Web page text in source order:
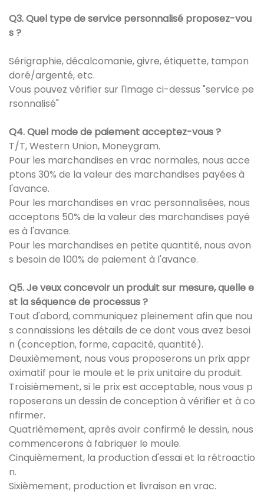
Q3. Quel type de service personnalisé proposez-vou
s ?
Sérigraphie, décalcomanie, givre, étiquette, tampon
doré/argenté, etc.
Vous pouvez vérifier sur l'image ci-dessus "service pe
rsonnalisé"
Q4. Quel mode de paiement acceptez-vous ?
T/T, Western Union, Moneygram.
Pour les marchandises en vrac normales, nous acce
ptons 30% de la valeur des marchandises payées à
l'avance.
Pour les marchandises en vrac personnalisées, nous
acceptons 50% de la valeur des marchandises payé
es à l'avance.
Pour les marchandises en petite quantité, nous avon
s besoin de 100% de paiement à l'avance.
Q5. Je veux concevoir un produit sur mesure, quelle e
st la séquence de processus ?
Tout d'abord, communiquez pleinement afin que nou
s connaissions les détails de ce dont vous avez besoi
n (conception, forme, capacité, quantité).
Deuxièmement, nous vous proposerons un prix appr
oximatif pour le moule et le prix unitaire du produit.
Troisièmement, si le prix est acceptable, nous vous p
roposerons un dessin de conception à vérifier et à co
nfirmer.
Quatrièmement, après avoir confirmé le dessin, nous
commencerons à fabriquer le moule.
Cinquièmement, la production d'essai et la rétroactio
n.
Sixièmement, production et livraison en vrac.